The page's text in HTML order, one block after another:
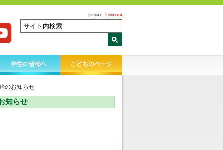
HOME ENGLISH
のお知らせ
知らせ